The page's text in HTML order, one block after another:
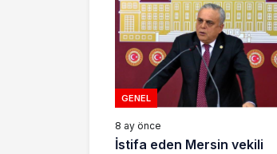
GENEL
8 ay önce
İstifa eden Mersin vekili